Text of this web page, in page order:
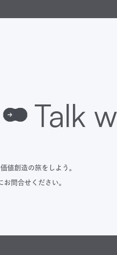
値創造の旅をしよう。
お問合せください。